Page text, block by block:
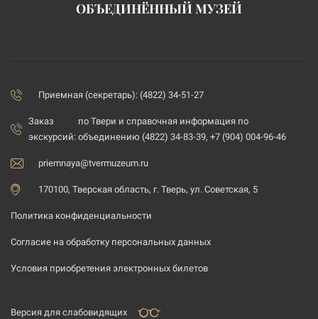
ОБЪЕДИНЁННЫЙ МУЗЕЙ
Приемная (секретарь): (4822) 34-51-27
Заказ
экскурсий:
по Твери и справочная информация по
объединению (4822) 34-83-39, +7 (904) 004-96-46
priemnaya@tvermuzeum.ru
170100, Тверская область, г. Тверь, ул. Советская, 5
Политика конфиденциальности
Согласие на обработку персональных данных
Условия приобретения электронных билетов
Версия для слабовидящих